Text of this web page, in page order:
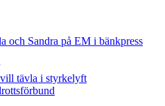
och Sandra på EM i bänkpress
tävla i styrkelyft